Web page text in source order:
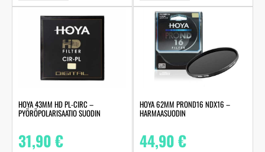
HOYA 43MM HD PL-CIRC –
PYÖRÖPOLARISAATIO SUODIN
31,90€
HOYA 62MM PROND16 NDX16 –
HARMAASUODIN
44,90€